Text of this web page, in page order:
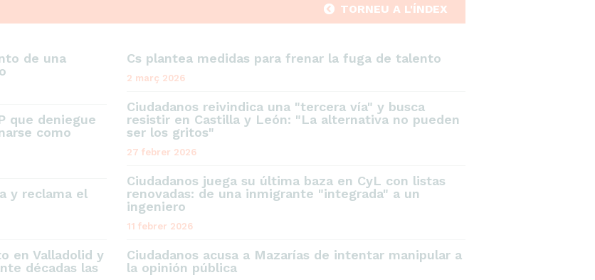
TORNEU A L'ÍNDEX
de una
que deniegue
como
y reclama el
en Valladolid y
décadas las
Cs plantea medidas para frenar la fuga de talento
2 març 2026
Ciudadanos reivindica una "tercera vía" y busca
resistir en Castilla y León: "La alternativa no pueden
ser los gritos"
27 febrer 2026
Ciudadanos juega su última baza en CyL con listas
renovadas: de una inmigrante "integrada" a un
ingeniero
11 febrer 2026
Ciudadanos acusa a Mazarías de intentar manipular a
la opinión pública